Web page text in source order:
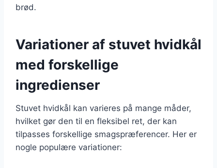
brød.
Variationer af stuvet hvidkål
med forskellige
ingredienser
Stuvet hvidkål kan varieres på mange måder,
hvilket gør den til en fleksibel ret, der kan
tilpasses forskellige smagspræferencer. Her er
nogle populære variationer: